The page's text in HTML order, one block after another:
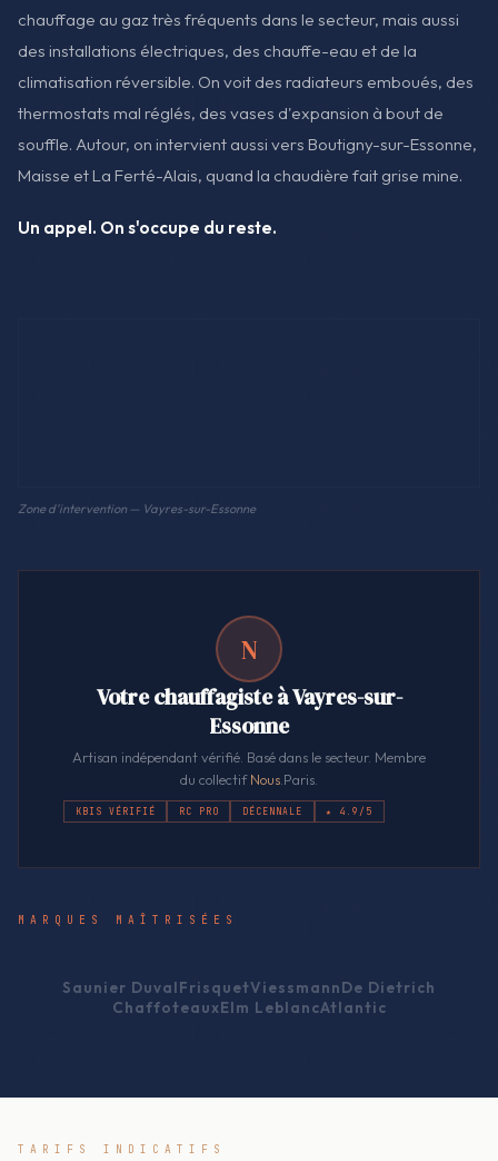
chauffage au gaz très fréquents dans le secteur, mais aussi
des installations électriques, des chauffe-eau et de la
climatisation réversible. On voit des radiateurs emboués, des
thermostats mal réglés, des vases d'expansion à bout de
souffle. Autour, on intervient aussi vers Boutigny-sur-Essonne,
Maisse et La Ferté-Alais, quand la chaudière fait grise mine.
Un appel. On s'occupe du reste.
Zone d'intervention — Vayres-sur-Essonne
N
Votre chauffagiste à Vayres-sur-
Essonne
Artisan indépendant vérifié. Basé dans le secteur. Membre
du collectifNous .Paris.
KBIS VÉRIFIÉ RC PRO DÉCENNALE ★ 4.9/5
MARQUES MAÎTRISÉES
Saunier DuvalFrisquetViessmannDe Dietrich
ChaffoteauxElm LeblancAtlantic
TARIFS INDICATIFS